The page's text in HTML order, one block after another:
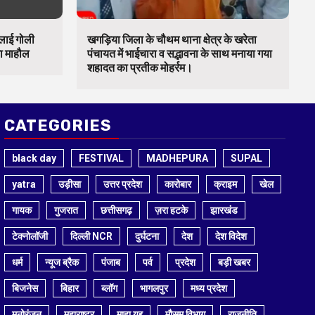
गोली
माहौल
खगड़िया जिला के चौथम थाना क्षेत्र के खरेता
पंचायत में भाईचारा व सद्भावना के साथ मनाया गया
शहादत का प्रतीक मोहर्रम।
CATEGORIES
black day FESTIVAL MADHEPURA SUPAL
yatra उड़ीसा उत्तर प्रदेश कारोबार क्राइम खेल
गायक गुजरात छत्तीसगढ़ ज़रा हटके झारखंड
टेक्नोलॉजी दिल्ली NCR दुर्घटना देश देश विदेश
धर्म न्यूज ब्रैक पंजाब पर्व प्रदेश बड़ी खबर
बिजनेस बिहार ब्लॉग भागलपुर मध्य प्रदेश